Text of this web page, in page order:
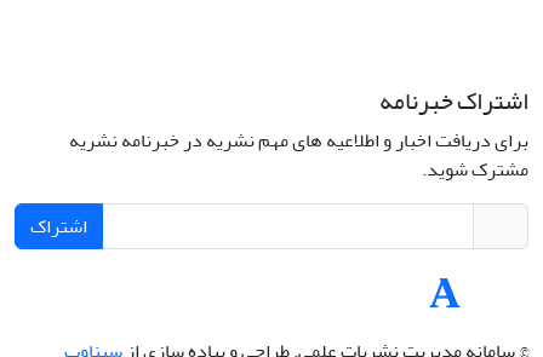
اشتراک خبرنامه
برای دریافت اخبار و اطلاعیه های مهم نشریه در خبرنامه نشریه
مشترک شوید.
اشتراک